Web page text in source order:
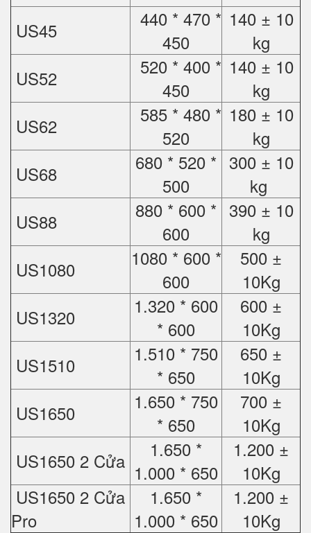
US45
440 * 470 *
450
140 ± 10
kg
US52
520 * 400 *
450
140 ± 10
kg
US62
585 * 480 *
520
180 ± 10
kg
US68
680 * 520 *
500
300 ± 10
kg
US88
880 * 600 *
600
390 ± 10
kg
US1080
1080 * 600 *
600
500 ±
10Kg
US1320
1.320 * 600
* 600
600 ±
10Kg
US1510
1.510 * 750
* 650
650 ±
10Kg
US1650
1.650 * 750
* 650
700 ±
10Kg
US1650 2 Cửa
1.650 *
1.000 * 650
1.200 ±
10Kg
US1650 2 Cửa
Pro
1.650 *
1.000 * 650
1.200 ±
10Kg